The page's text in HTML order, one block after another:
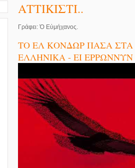
ΑΤΤΙΚΙΣΤΙ..
Γράφει: Ὁ Εὐμήχανος.
ΤΟ ΕΛ ΚΟΝΔΩΡ ΠΑΣΑ ΣΤΑ
ΕΛΛΗΝΙΚΑ - ΕΙ